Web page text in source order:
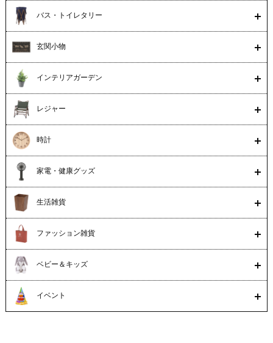
バス・トイレタリー
玄関小物
インテリアガーデン
レジャー
時計
家電・健康グッズ
生活雑貨
ファッション雑貨
ベビー＆キッズ
イベント